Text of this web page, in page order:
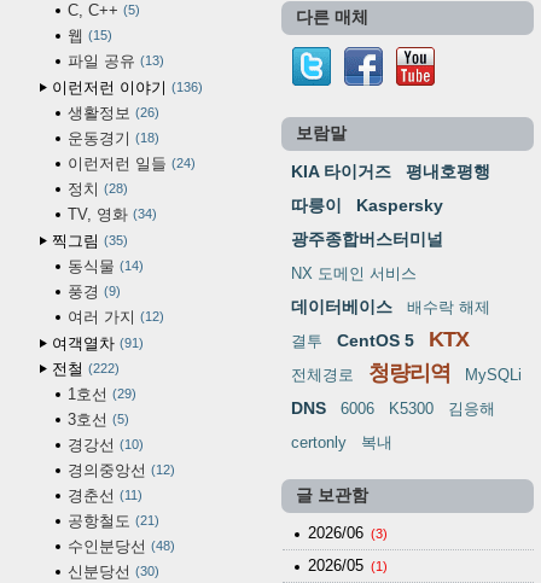
C, C++ 5
웹 15
파일 공유 13
이런저런 이야기 136
생활정보 26
운동경기 18
이런저런 일들 24
정치 28
TV, 영화 34
찍그림 35
동식물 14
풍경 9
여러 가지 12
여객열차 91
전철 222
1호선 29
3호선 5
경강선 10
경의중앙선 12
경춘선 11
공항철도 21
수인분당선 48
신분당선 30
다른 매체
보람말
KIA 타이거즈
평내호평행
따릉이
Kaspersky
광주종합버스터미널
NX 도메인 서비스
데이터베이스
배수락 해제
결투
CentOS 5 KTX
전체경로 청량리역 MySQLi
DNS 6006 K5300
김응해
certonly
복내
글 보관함
2026/06 (3)
2026/05 (1)